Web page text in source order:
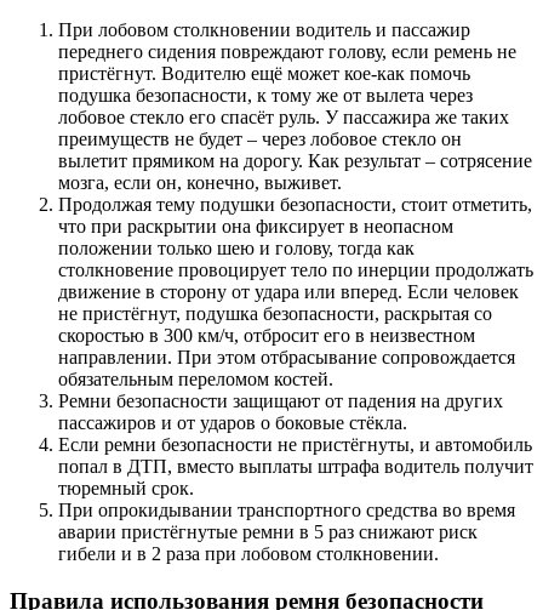
При лобовом столкновении водитель и пассажир
переднего сидения повреждают голову, если ремень не
пристёгнут. Водителю ещё может кое-как помочь
подушка безопасности, к тому же от вылета через
лобовое стекло его спасёт руль. У пассажира же таких
преимуществ не будет – через лобовое стекло он
вылетит прямиком на дорогу. Как результат – сотрясение
мозга, если он, конечно, выживет.
Продолжая тему подушки безопасности, стоит отметить,
что при раскрытии она фиксирует в неопасном
положении только шею и голову, тогда как
столкновение провоцирует тело по инерции продолжать
движение в сторону от удара или вперед. Если человек
не пристёгнут, подушка безопасности, раскрытая со
скоростью в 300 км/ч, отбросит его в неизвестном
направлении. При этом отбрасывание сопровождается
обязательным переломом костей.
Ремни безопасности защищают от падения на других
пассажиров и от ударов о боковые стёкла.
Если ремни безопасности не пристёгнуты, и автомобиль
попал в ДТП, вместо выплаты штрафа водитель получит
тюремный срок.
При опрокидывании транспортного средства во время
аварии пристёгнутые ремни в 5 раз снижают риск
гибели и в 2 раза при лобовом столкновении.
Правила использования ремня безопасности